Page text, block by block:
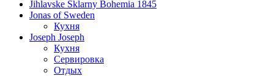
Jihlavske Sklarny Bohemia 1845
Jonas of Sweden
Кухня
Joseph Joseph
Кухня
Сервировка
Отдых